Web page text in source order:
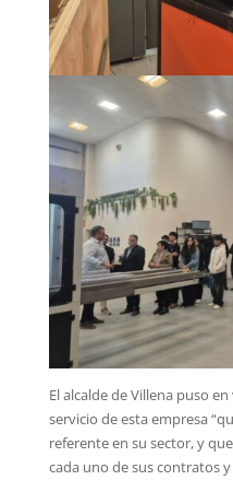
El alcalde de Villena puso
servicio de esta empresa
referente en su sector, y
cada uno de sus contratos